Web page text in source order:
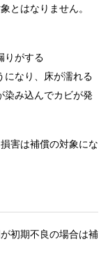
とはなりません。
りがする
になり、床が濡れる
染み込んでカビが発
害は補償の対象にな
初期不良の場合は補